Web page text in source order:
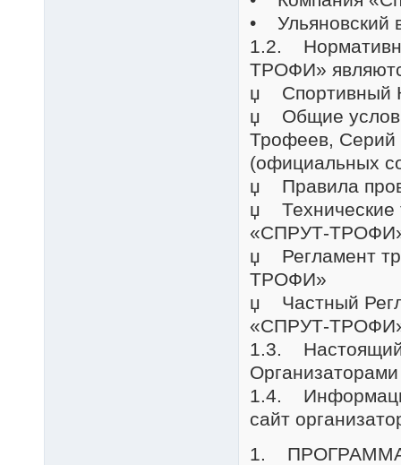
• Ульяновский
1.2.
ТРОФИ»
џ Спортивный
џ Общие
Трофеев, Серий
(официальных
џ Правила
џ Технические
«СПРУТ-ТРОФИ»
џ Регламент
ТРОФИ»
џ Частный
«СПРУТ-
1.3. Настоящий
1.4.
сайт
1.